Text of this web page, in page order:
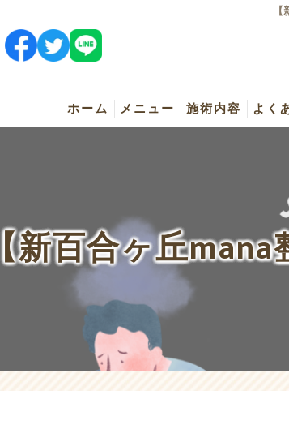
ホーム メニュー
はり治療
メディセル筋膜リリース・メ
出張マッサージ
アイトレーニング
施術内容
産後の骨盤矯正
寝たまま楽ちん
マタニティケア
骨折時の悩みに
交通事故治療
よく
【新百合ヶ丘